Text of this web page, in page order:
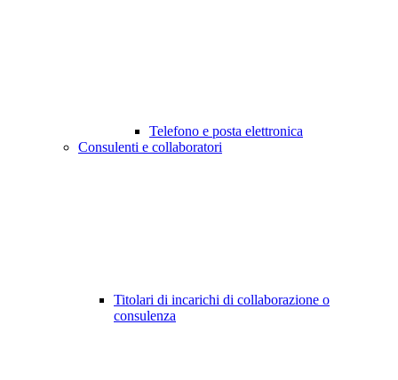
Telefono e posta elettronica
Consulenti e collaboratori
Titolari di incarichi di collaborazione o
consulenza